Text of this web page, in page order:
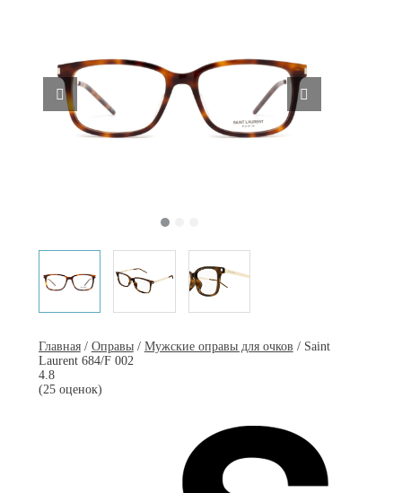
Главная/ Оправы/ Мужские оправы для очков / Saint
Laurent 684/F 002
4.8
(25 оценок)